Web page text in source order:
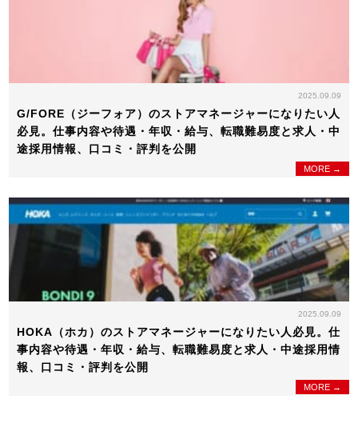
2025.09.09
G/FORE（ジーフォア）のストアマネージャーになりたい人
必見。仕事内容や待遇・年収・給与、転職難易度と求人・中
途採用情報、口コミ・評判を公開
MORE →
2025.09.09
HOKA（ホカ）のストアマネージャーになりたい人必見。仕
事内容や待遇・年収・給与、転職難易度と求人・中途採用情
報、口コミ・評判を公開
MORE →